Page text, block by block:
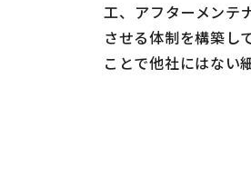
工、アフターメンテ
させる体制を構築し
ことで他社にはない